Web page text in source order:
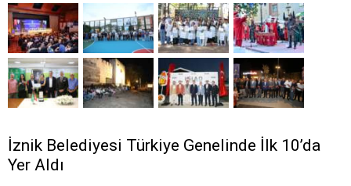
İznik Belediyesi Türkiye Genelinde İlk 10’da
Yer Aldı